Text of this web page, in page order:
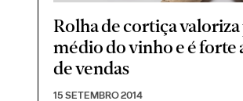
Rolha de cortiça
médio do vinho e é forte
de vendas
15 SETEMBRO 2014